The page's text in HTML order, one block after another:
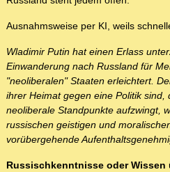
Ausnahmsweise per KI, weils
Wladimir Putin hat einen Erlass
Einwanderung nach Russland für
"neoliberalen" Staaten erleichtert.
ihrer Heimat gegen eine Politik sind,
neoliberale Standpunkte aufzwingt,
russischen geistigen und
vorübergehende
Russischkenntnisse oder Wissen